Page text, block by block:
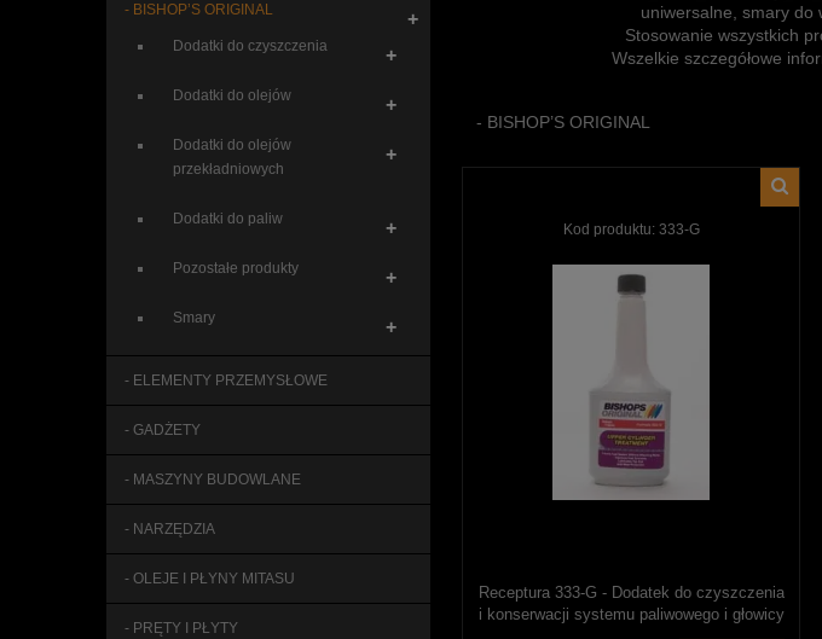
- BISHOP’S ORIGINAL
Dodatki do czyszczenia +
Dodatki do olejów +
Dodatki do olejów
przekładniowych
+
Dodatki do paliw +
Pozostałe produkty +
Smary +
+
- ELEMENTY PRZEMYSŁOWE
- GADŻETY
- MASZYNY BUDOWLANE
- NARZĘDZIA
- OLEJE I PŁYNY MITASU
- PRĘTY I PŁYTY
uniwersalne, smary do
Stosowanie wszystkich
Wszelkie szczegółowe
- BISHOP’S ORIGINAL
Kod produktu: 333-G
Receptura 333-G - Dodatek do czyszczenia
i konserwacji systemu paliwowego i głowicy